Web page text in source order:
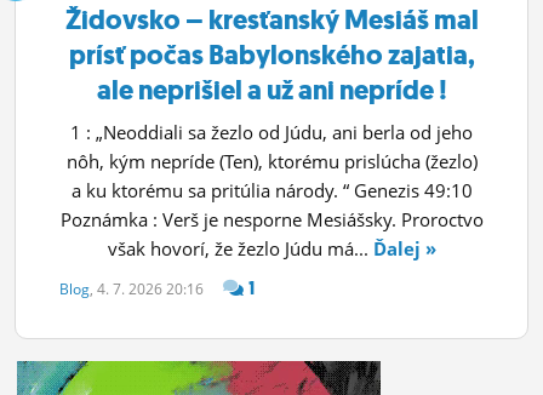
Židovsko – kresťanský Mesiáš mal
prísť počas Babylonského zajatia,
ale neprišiel a už ani nepríde !
1 : „Neoddiali sa žezlo od Júdu, ani berla od jeho
nôh, kým nepríde (Ten), ktorému prislúcha (žezlo)
a ku ktorému sa pritúlia národy. “ Genezis 49:10
Poznámka : Verš je nesporne Mesiášsky. Proroctvo
však hovorí, že žezlo Júdu má... Ďalej »
Blog, 4. 7. 2026 20:16 1